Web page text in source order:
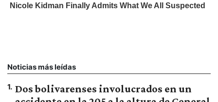
Noticias más leídas
1. Dos bolivarenses involucrados en un